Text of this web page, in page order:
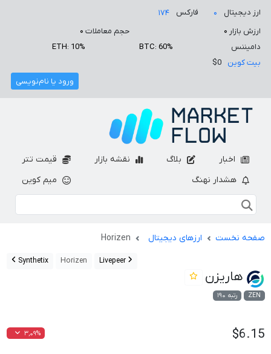
ارز دیجیتال ۰ فارکس
۱۷۴
ارزش بازار ۰ حجم معاملات ۰
دامیننس
BTC: 60%
ETH: 10%
بیت کوین
$0
ورود یا نام‌نویسی
اخبار بلاگ نقشه بازار
قیمت تتر
هشدار نهنگ
میم کوین
صفحه نخست ارزهای دیجیتال Horizen
Livepeer
Horizen
Synthetix
هاریزن
ZEN رتبه ۱۹۰
$6.15 ۳,۰۹%